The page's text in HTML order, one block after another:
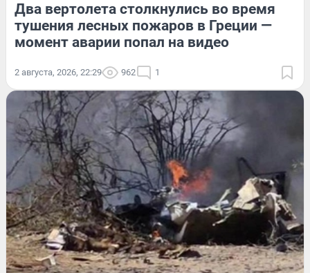
Два вертолета столкнулись во время
тушения лесных пожаров в Греции —
момент аварии попал на видео
2 августа, 2026, 22:29 962 1